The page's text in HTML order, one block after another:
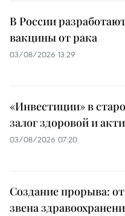
В России
вакцины от рака
03/08/2026 13:29
«Инвестиции» в
залог здоровой и
03/08/2026 07:20
Создание прорыва:
звена